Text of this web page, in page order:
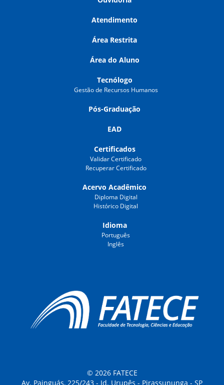
Atendimento
Área Restrita
Área do Aluno
Tecnólogo
Gestão de Recursos Humanos
Pós-Graduação
EAD
Certificados
Validar Certificado
Recuperar Certificado
Acervo Acadêmico
Diploma Digital
Histórico Digital
Idioma
Português
Inglês
© 2026 FATECE
Av. Painguás, 225/243 - Jd. Urupês - Pirassununga - SP